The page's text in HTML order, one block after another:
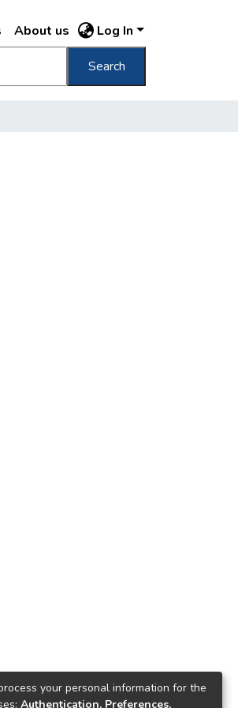
About us Log In
Search
your personal information for the
Authentication, Preferences,